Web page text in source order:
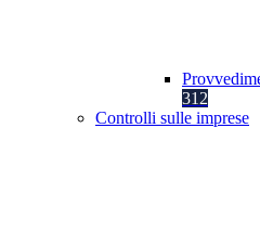
312
Controlli sulle imprese